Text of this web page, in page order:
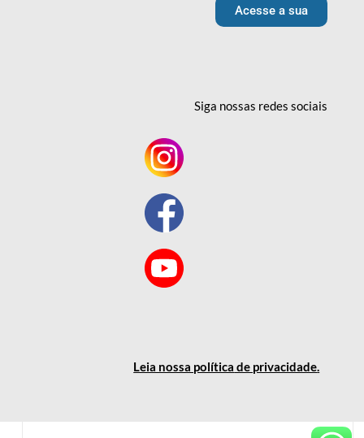
Acesse a sua
Siga nossas redessociais
Leia nossa política de privacidade.